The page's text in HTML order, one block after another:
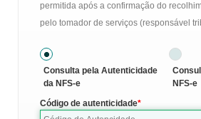
permitida após a confirmação do
pelo tomador de serviços (responsável
Consulta pela Autenticidade
da NFS-e
NFS-e
Código de autenticidade